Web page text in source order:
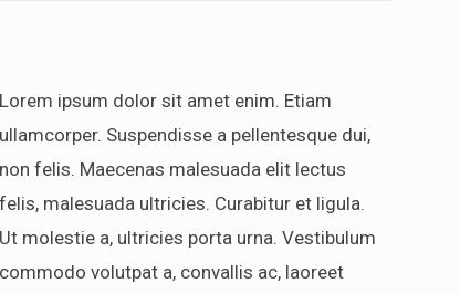
Lorem ipsum dolor sit amet enim. Etiam
ullamcorper. Suspendisse a pellentesque dui,
non felis. Maecenas malesuada elit lectus
felis, malesuada ultricies. Curabitur et ligula.
Ut molestie a, ultricies porta urna. Vestibulum
commodo volutpat a, convallis ac, laoreet